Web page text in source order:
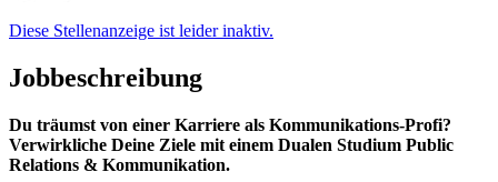
Diese Stellenanzeige ist leider inaktiv.
Jobbeschreibung
Du träumst von einer Karriere als Kommunikations-Profi?
Verwirkliche Deine Ziele mit einem Dualen Studium Public
Relations & Kommunikation.